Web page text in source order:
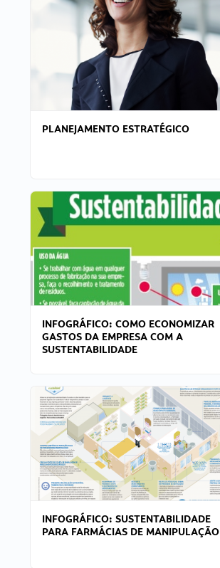
PLANEJAMENTO ESTRATÉGICO
INFOGRÁFICO: COMO ECONOMIZAR
GASTOS DA EMPRESA COM A
SUSTENTABILIDADE
INFOGRÁFICO: SUSTENTABILIDADE
PARA FARMÁCIAS DE MANIPULAÇÃO